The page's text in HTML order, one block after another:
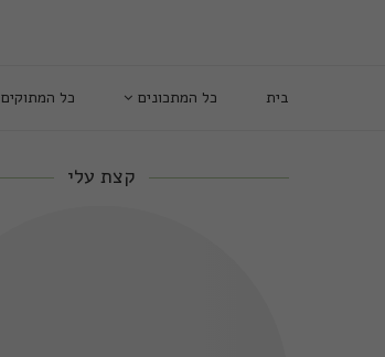
בית כל המתכונים כל המתוקים
קצת עלי